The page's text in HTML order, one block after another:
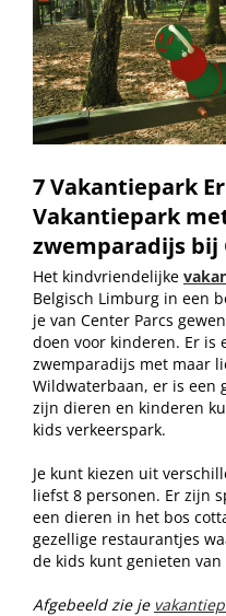
7 Vakantiepark
Vakantiepark
zwemparadijs bij
Het kindvriendelijke
Belgisch Limburg in een
je van Center Parcs
doen voor kinderen. Er is
zwemparadijs met maar
Wildwaterbaan, er is een
zijn dieren en kinderen
kids verkeerspark.
Je kunt kiezen uit
liefst 8 personen. Er zijn
een dieren in het bos
gezellige restaurantjes
de kids kunt genieten
Afgebeeld zie je